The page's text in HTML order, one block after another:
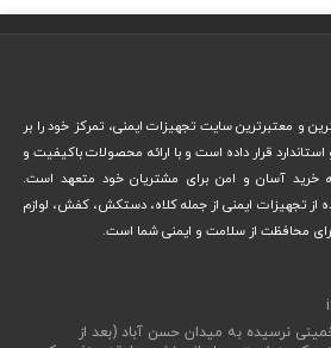
و معتبرترین سایت تجهیزات ایمنی، تمرکز خود را بر
قرار داده است و با ارائه محصولات باکیفیت و
خرید آسان و امن برای مشتریان خود متعهد است.
از تجهیزات ایمنی از جمله کلاه، دستکش، کفش، لوازم
محافظت از سلامت و ایمنی شما است.
خمینی نرسیده به میدان حسن آباد (بعد از